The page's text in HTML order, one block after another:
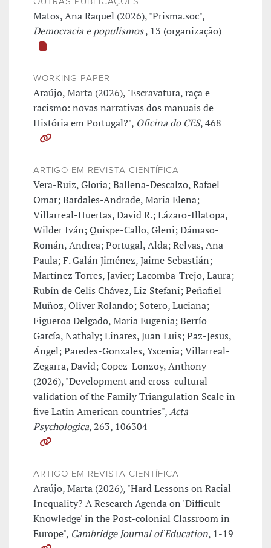
Matos, Ana Raquel (2026), "Prisma.soc",
Democracia e populismos, 13 (organização)
WORKING PAPER
Araújo, Marta (2026), "Escravatura, raça e
racismo: novas narrativas dos manuais de
História em Portugal?", Oficina do CES, 468
ARTIGO EM REVISTA CIENTÍFICA
Vera-Ruiz, Gloria; Ballena-Descalzo, Rafael
Omar; Bardales-Andrade, Maria Elena;
Villarreal-Huertas, David R.; Lázaro-Illatopa,
Wilder Iván; Quispe-Callo, Gleni; Dámaso-
Román, Andrea; Portugal, Alda; Relvas, Ana
Paula; F. Galán Jiménez, Jaime Sebastián;
Martínez Torres, Javier; Lacomba-Trejo, Laura;
Rubín de Celis Chávez, Liz Stefani; Peñafiel
Muñoz, Oliver Rolando; Sotero, Luciana;
Figueroa Delgado, Maria Eugenia; Berrío
García, Nathaly; Linares, Juan Luis; Paz-Jesus,
Ángel; Paredes-Gonzales, Yscenia; Villarreal-
Zegarra, David; Copez-Lonzoy, Anthony
(2026), "Development and cross-cultural
validation of the Family Triangulation Scale in
five Latin American countries",Acta
Psychologica, 263, 106304
ARTIGO EM REVISTA CIENTÍFICA
Araújo, Marta (2026), "Hard Lessons on Racial
Inequality? A Research Agenda on 'Difficult
Knowledge' in the Post-colonial Classroom in
Europe", Cambridge Journal of Education, 1-19